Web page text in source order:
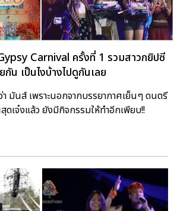
Carnival ครั้งที่ 1 รวมสาวกยิปซี
กัน เป็นไงบ้างไปดูกันเลย
มันส์ เพราะนอกจากบรรยากาศเย็นๆ ดนตรี
ดเจ๋งแล้ว ยังมีกิจกรรมให้ทำอีกเพียบ!!